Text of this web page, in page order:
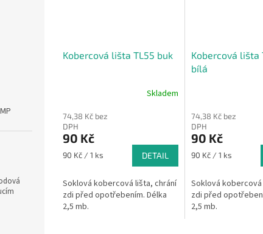
Kobercová lišta TL55 buk
Skladem
74,38 Kč bez
DPH
90 Kč
Měrná
90 Kč / 1 ks DETAIL
Soklová kobercová lišta, chrání
zdi před opotřebením. Délka
2,5 mb.
Kobercová lišta
bílá
74,38 Kč bez
DPH
90 Kč
Měrná
90 Kč / 1 ks
Soklová
zdi před
2,5 mb.